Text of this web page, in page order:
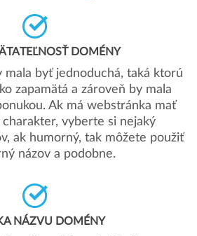
DOMÉNY
mala byť jednoduchá, taká ktorú
zapamätá a zároveň by mala
Ak má webstránka mať
vyberte si nejaký
ak humorný, tak môžete použiť
názov a podobne.
NÁZVU DOMÉNY